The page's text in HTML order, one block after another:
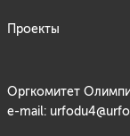
Проекты
Оргкомитет
e-mail: